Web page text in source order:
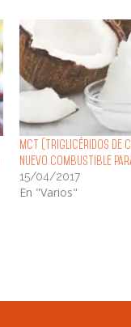
MCT (Triglicéridos de
nuevo combustible
15/04/2017
En "Varios"